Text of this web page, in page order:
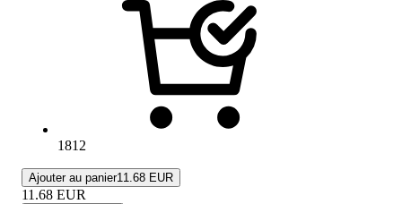
1812
Ajouter au panier11.68 EUR
11.68 EUR